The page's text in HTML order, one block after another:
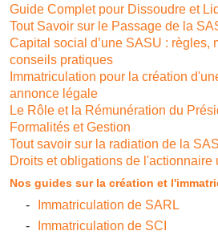
Guide Complet pour Dissoudre et
Tout Savoir sur le Passage de la
Capital social d’une SASU : règles,
conseils pratiques
Immatriculation pour la création
annonce légale
Le Rôle et la Rémunération du
Formalités et Gestion
Tout savoir sur la radiation de la
Droits et obligations de l'actionnaire
Nos guides sur la création et
Immatriculation de SARL
Immatriculation de SCI